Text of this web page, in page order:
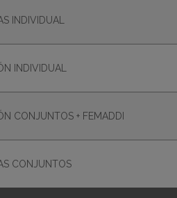
INDIVIDUAL
INDIVIDUAL
CONJUNTOS + FEMADDI
CONJUNTOS